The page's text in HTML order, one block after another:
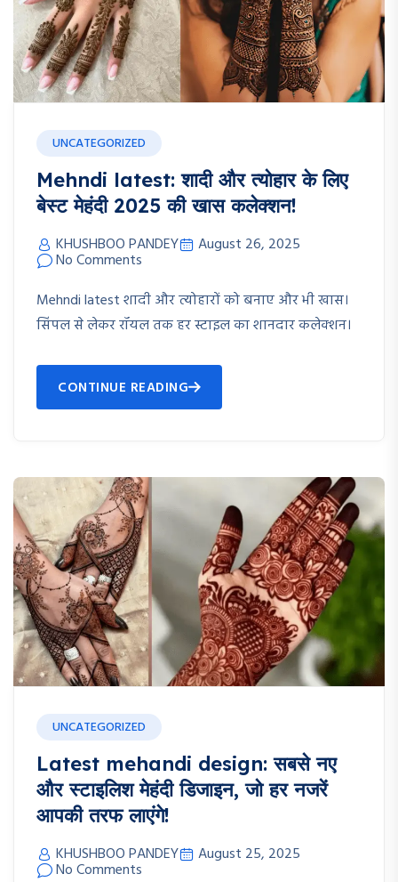
UNCATEGORIZED
Mehndi latest: शादी और त्योहार के लिए
बेस्ट मेहंदी 2025 की खास कलेक्शन!
KHUSHBOO PANDEY August 26, 2025
No Comments
Mehndi latest शादी और त्योहारों को बनाए और भी खास।
सिंपल से लेकर रॉयल तक हर स्टाइल का शानदार कलेक्शन।
CONTINUE READING
UNCATEGORIZED
Latest mehandi design: सबसे नए
और स्टाइलिश मेहंदी डिजाइन, जो हर नजरें
आपकी तरफ लाएंगे!
KHUSHBOO PANDEY August 25, 2025
No Comments